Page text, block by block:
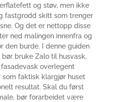
og støv, men ikke
fastgrodd skitt som trenger
Og det er nettopp disse
ned malingen innenfra og
den burde. I denne guiden
bruke Zalo til husvask,
overlegent
faktisk klargjør huset
resultat. Skal du først
bør forarbeidet være